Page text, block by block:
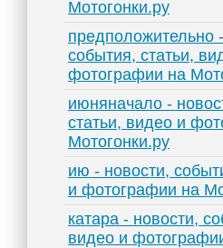
Мотогонки.ру
предположительно
события, статьи,
фотографии на
июняначало -
статьи, видео и
Мотогонки.ру
ию - новости,
и фотографии на
катара - новости,
видео и